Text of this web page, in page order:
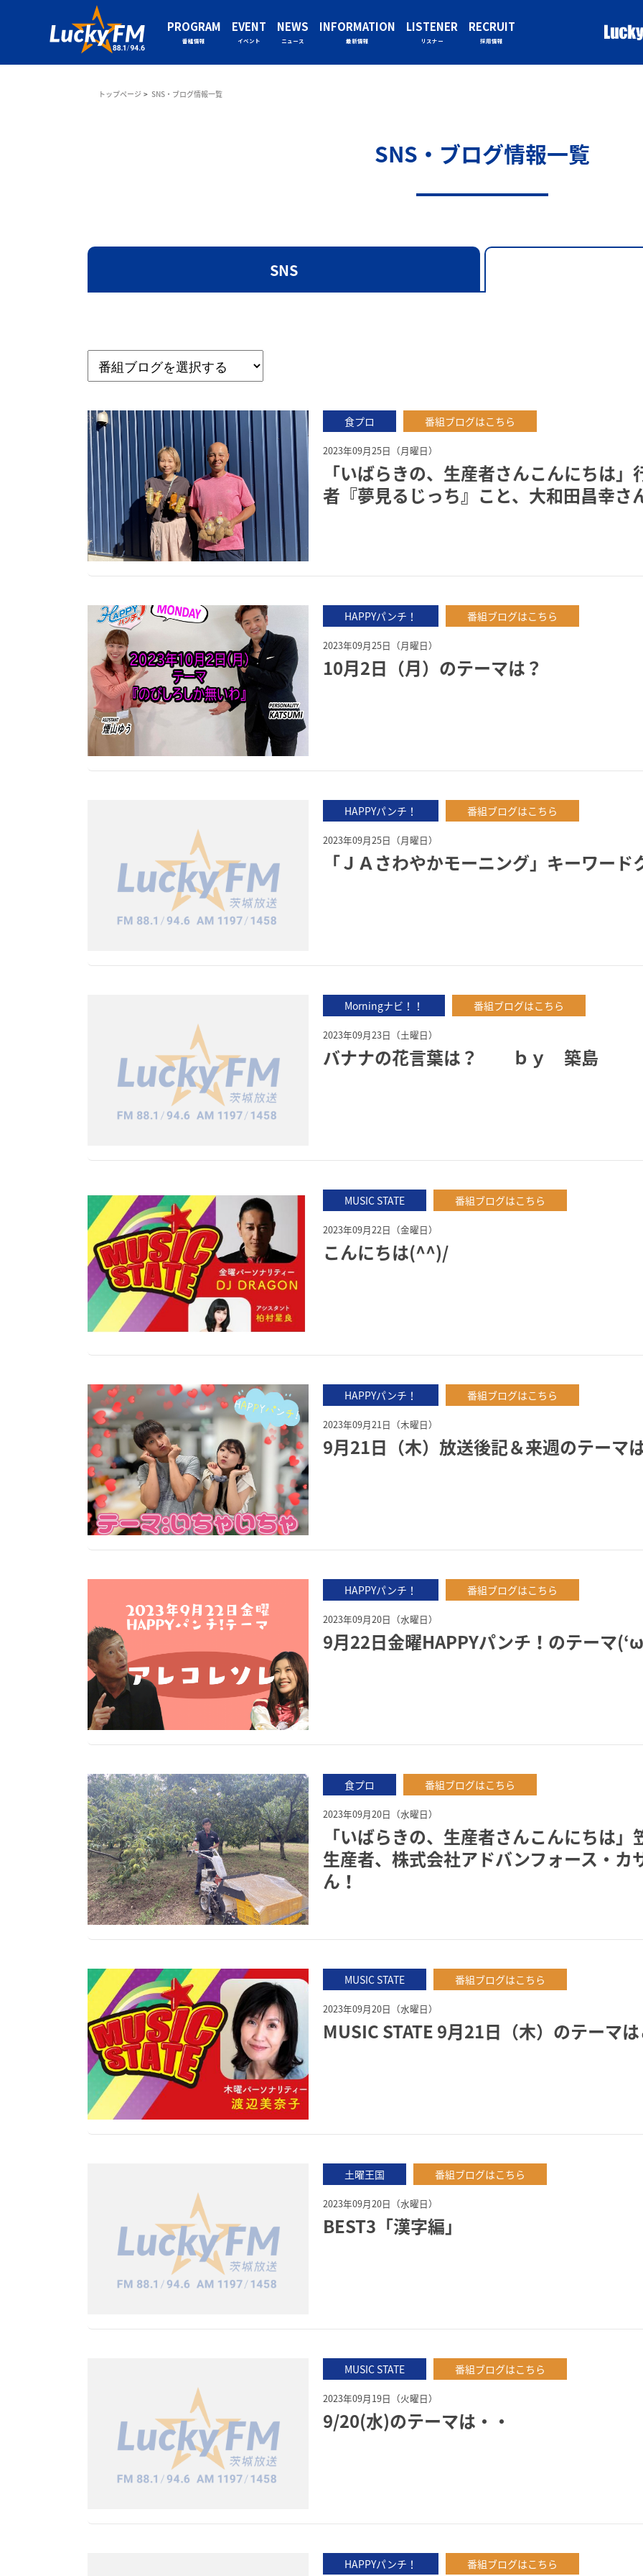
PROGRAM
番組情報
EVENT
イベント
NEWS
ニュース
INFORMATION
最新情報
LISTENER
リスナー
RECRUIT
採用情報
トップページ SNS・ブログ情報一覧
SNS・ブログ情報一覧
SNS
食プロ 番組ブログはこちら
2023年09月25日（月曜日）
「いばらきの、生産者さんこんにちは
者『夢見るじっち』こと、大和田昌幸さ
HAPPYパンチ！ 番組ブログはこちら
2023年09月25日（月曜日）
10月2日（月）のテーマは？
HAPPYパンチ！ 番組ブログはこちら
2023年09月25日（月曜日）
「ＪＡさわやかモーニング」キーワー
Morningナビ！！ 番組ブログはこちら
2023年09月23日（土曜日）
バナナの花言葉は？ ｂｙ 築島
MUSIC STATE 番組ブログはこちら
2023年09月22日（金曜日）
こんにちは(^^)/
HAPPYパンチ！ 番組ブログはこちら
2023年09月21日（木曜日）
9月21日（木）放送後記＆来週のテーマ
HAPPYパンチ！ 番組ブログはこちら
2023年09月20日（水曜日）
9月22日金曜HAPPYパンチ！のテーマ
食プロ 番組ブログはこちら
2023年09月20日（水曜日）
「いばらきの、生産者さんこんにちは
生産者、株式会社アドバンフォース・
ん！
MUSIC STATE 番組ブログはこちら
2023年09月20日（水曜日）
MUSIC STATE 9月21日（木）のテーマ
土曜王国 番組ブログはこちら
2023年09月20日（水曜日）
BEST3「漢字編」
MUSIC STATE 番組ブログはこちら
2023年09月19日（火曜日）
9/20(水)のテーマは・・
HAPPYパンチ！ 番組ブログはこちら